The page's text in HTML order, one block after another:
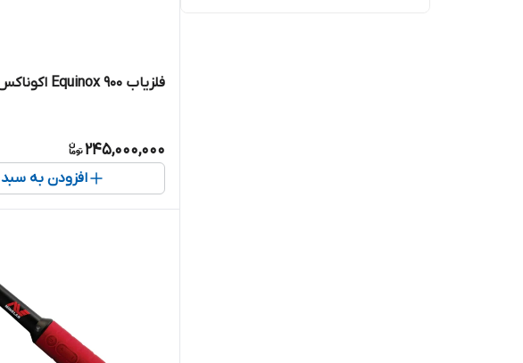
فلزیاب Equinox 900 اکوناکس 900
245,000,000
افزودن به سبد